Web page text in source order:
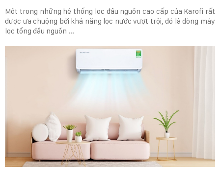
Một trong những hệ thống lọc đầu nguồn cao cấp của Karofi rất
được ưa chuộng bởi khả năng lọc nước vượt trội, đó là dòng máy
lọc tổng đầu nguồn ...